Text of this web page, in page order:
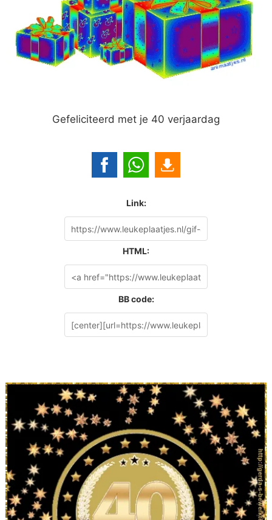
Gefeliciteerd met je 40 verjaardag
Link:
HTML:
BB code: